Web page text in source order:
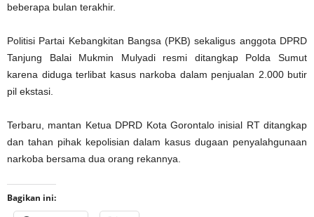
beberapa bulan terakhir.
Politisi Partai Kebangkitan Bangsa (PKB) sekaligus anggota DPRD
Tanjung Balai Mukmin Mulyadi resmi ditangkap Polda Sumut
karena diduga terlibat kasus narkoba dalam penjualan 2.000 butir
pil ekstasi.
Terbaru, mantan Ketua DPRD Kota Gorontalo inisial RT ditangkap
dan tahan pihak kepolisian dalam kasus dugaan penyalahgunaan
narkoba bersama dua orang rekannya.
Bagikan ini: